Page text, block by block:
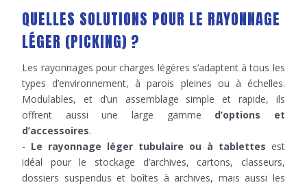
QUELLES SOLUTIONS POUR LE RAYONNAGE
LÉGER (PICKING) ?
Les rayonnages pour charges légères s’adaptent à tous les
types d’environnement, à parois pleines ou à échelles.
Modulables, et d’un assemblage simple et rapide, ils
offrent aussi une large gamme d’options et
d’accessoires.
- Le rayonnage léger tubulaire ou à tablettes est
idéal pour le stockage d’archives, cartons, classeurs,
dossiers suspendus et boîtes à archives, mais aussi les